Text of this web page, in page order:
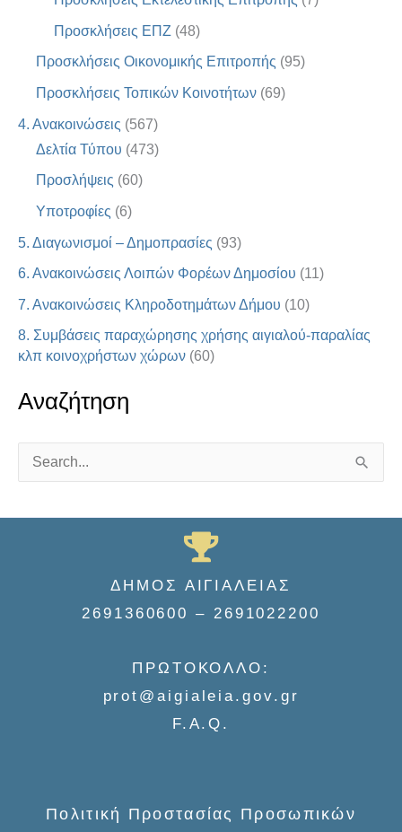
Προσκλήσεις ΕΠΖ (48)
Προσκλήσεις Οικονομικής Επιτροπής (95)
Προσκλήσεις Τοπικών Κοινοτήτων (69)
4. Ανακοινώσεις (567)
Δελτία Τύπου (473)
Προσλήψεις (60)
Υποτροφίες (6)
5. Διαγωνισμοί – Δημοπρασίες (93)
6. Ανακοινώσεις Λοιπών Φορέων Δημοσίου (11)
7. Ανακοινώσεις Κληροδοτημάτων Δήμου (10)
8. Συμβάσεις παραχώρησης χρήσης αιγιαλού-παραλίας
κλπ κοινοχρήστων χώρων (60)
Αναζήτηση
a
ΔΗΜΟΣ ΑΙΓΙΑΛΕΙΑΣ
2691360600 – 2691022200
ΠΡΩΤΟΚΟΛΛΟ:
prot@aigialeia.gov.gr
F.A.Q.
Πολιτική Προστασίας Προσωπικών